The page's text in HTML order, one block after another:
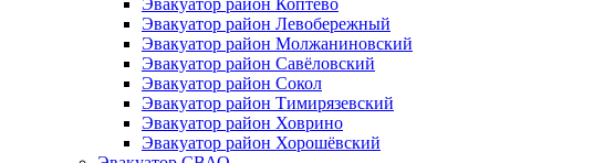
Эвакуатор район Коптево
Эвакуатор район Левобережный
Эвакуатор район Молжаниновский
Эвакуатор район Савёловский
Эвакуатор район Сокол
Эвакуатор район Тимирязевский
Эвакуатор район Ховрино
Эвакуатор район Хорошёвский